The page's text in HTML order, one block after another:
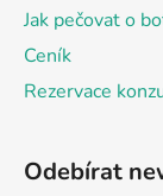
Jak pečovat o
Ceník
Rezervace
Odebírat